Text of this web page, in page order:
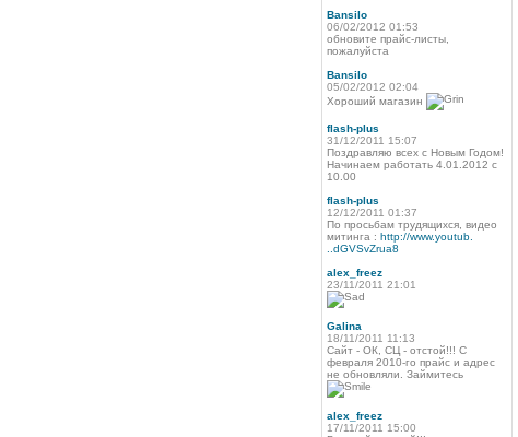
Bansilo
06/02/2012 01:53
обновите прайс-листы,
пожалуйста
Bansilo
05/02/2012 02:04
Хороший магазин
flash-plus
31/12/2011 15:07
Поздравляю всех с Новым Годом!
Начинаем работать 4.01.2012 с
10.00
flash-plus
12/12/2011 01:37
По просьбам трудящихся, видео
митинга : http://www.youtub.
..dGVSvZrua8
alex_freez
23/11/2011 21:01
Galina
18/11/2011 11:13
Сайт - ОК, СЦ - отстой!!! С
февраля 2010-го прайс и адрес
не обновляли. Займитесь
alex_freez
17/11/2011 15:00